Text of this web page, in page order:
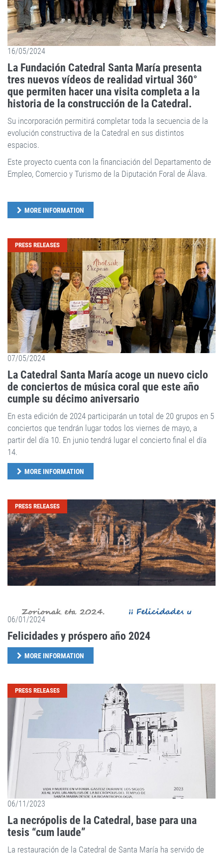
16/05/2024
La Fundación Catedral Santa María presenta
tres nuevos vídeos de realidad virtual 360°
que permiten hacer una visita completa a la
historia de la construcción de la Catedral.
Su incorporación permitirá completar toda la secuencia de la
evolución constructiva de la Catedral en sus distintos
espacios.
Este proyecto cuenta con la financiación del Departamento de
Empleo, Comercio y Turismo de la Diputación Foral de Álava.
MORE INFORMATION
PRESS RELEASES
07/05/2024
La Catedral Santa María acoge un nuevo ciclo
de conciertos de música coral que este año
cumple su décimo aniversario
En esta edición de 2024 participarán un total de 20 grupos en 5
conciertos que tendrán lugar todos los viernes de mayo, a
partir del día 10. En junio tendrá lugar el concierto final el día
14.
MORE INFORMATION
PRESS RELEASES
06/01/2024
Felicidades y próspero año 2024
MORE INFORMATION
PRESS RELEASES
06/11/2023
La necrópolis de la Catedral, base para una
tesis “cum laude”
La restauración de la Catedral de Santa María ha servido de